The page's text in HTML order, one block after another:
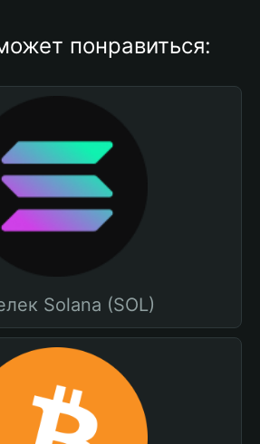
понравиться:
Solana (SOL)